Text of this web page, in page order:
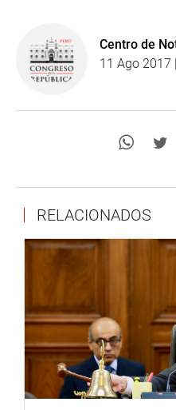
Centro de
11 Ago 2017
RELACIONADOS